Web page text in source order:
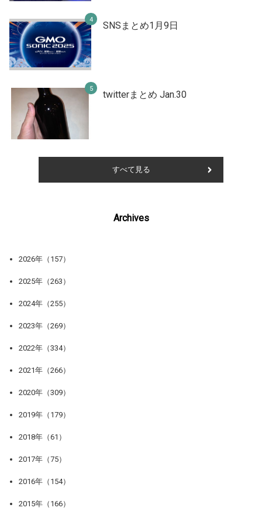
SNSまとめ1月9日
twitterまとめ Jan.30
すべて見る
Archives
2026年（157）
2025年（263）
2024年（255）
2023年（269）
2022年（334）
2021年（266）
2020年（309）
2019年（179）
2018年（61）
2017年（75）
2016年（154）
2015年（166）